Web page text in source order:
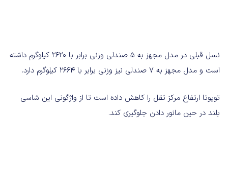
نسل قبلی در مدل مجهز به 5 صندلی وزنی برابر با 2620 کیلوگرم داشته
است و مدل مجهز به 7 صندلی نیز وزنی برابر با 2664 کیلوگرم دارد.
تویوتا ارتفاع مرکز ثقل را کاهش داده است تا از واژگونی این شاسی
بلند در حین مانور دادن جلوگیری کند.